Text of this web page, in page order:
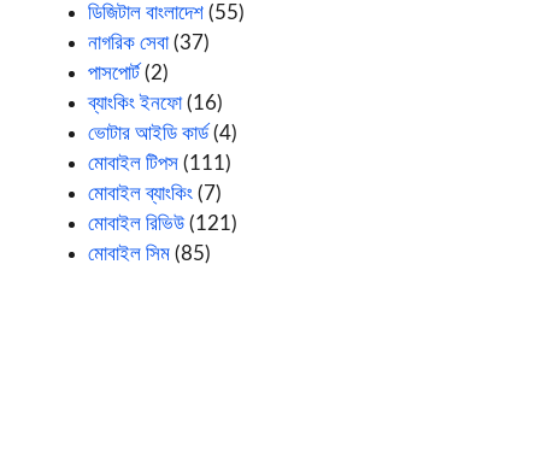
ডিজিটাল বাংলাদেশ (55)
নাগরিক সেবা(37)
পাসপোর্ট (2)
ব্যাংকিং ইনফো(16)
ভোটার আইডি কার্ড (4)
মোবাইল টিপস (111)
মোবাইল ব্যাংকিং (7)
মোবাইল রিভিউ (121)
মোবাইল সিম (85)